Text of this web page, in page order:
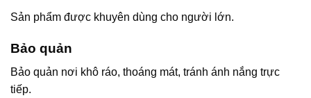
Sản phẩm được khuyên dùng cho người lớn.
Bảo quản
Bảo quản nơi khô ráo, thoáng mát, tránh ánh nắng trực
tiếp.